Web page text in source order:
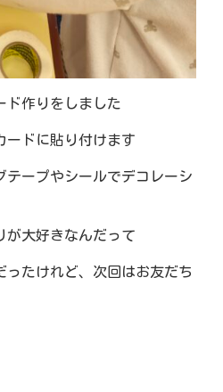
ド作りをしました
ードに貼り付けます
テープやシールでデコレーシ
大好きなんだって
たけれど、次回はお友だち